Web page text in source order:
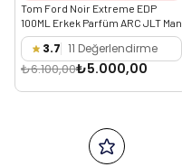
Tom Ford Noir Extreme EDP
100ML Erkek Parfüm ARC JLT Man
3.7 11 Değerlendirme
₺6.100,00₺5.000,00